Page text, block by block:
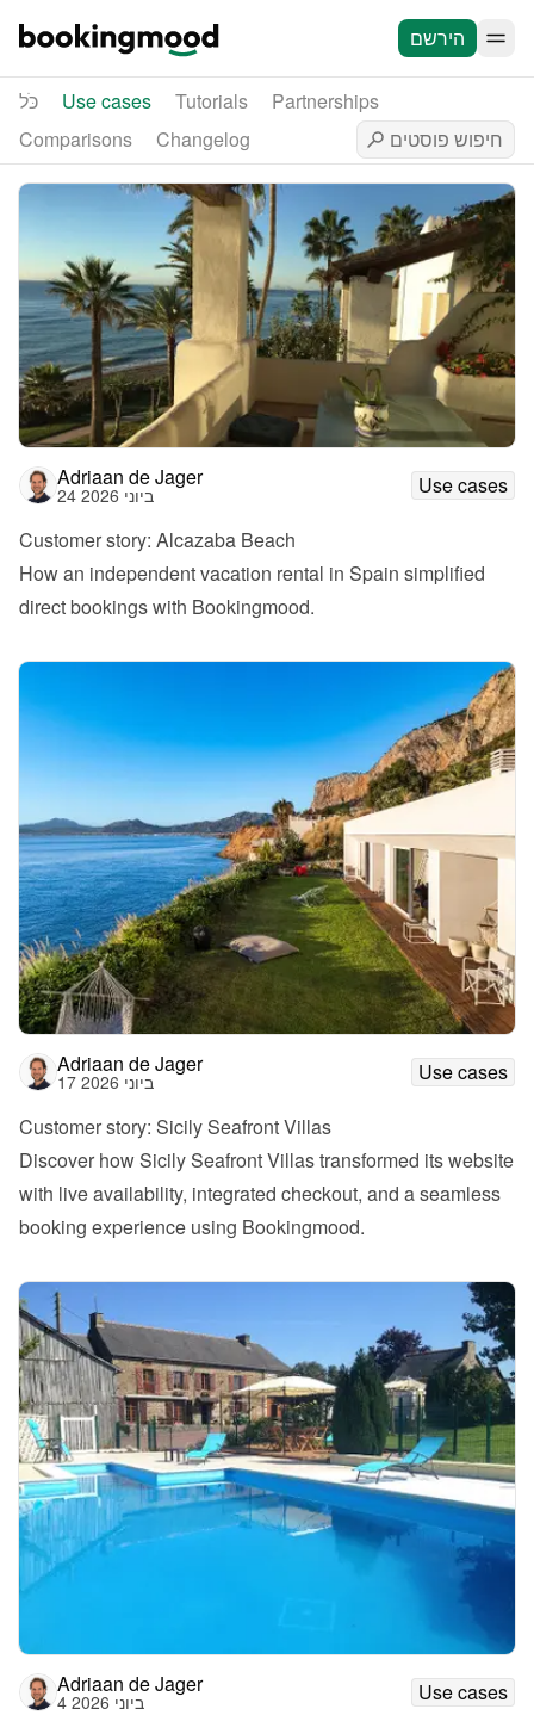
הירשם
כֹּל Use cases Tutorials
Partnerships
Comparisons
Changelog
Adriaan de Jager
24 ביוני 2026
Use cases
Customer story: Alcazaba Beach
How an independent vacation rental in Spain simplified
direct bookings with Bookingmood.
Adriaan de Jager
17 ביוני 2026
Use cases
Customer story: Sicily Seafront Villas
Discover how Sicily Seafront Villas transformed its website
with live availability, integrated checkout, and a seamless
booking experience using Bookingmood.
Adriaan de Jager
4 ביוני 2026
Use cases